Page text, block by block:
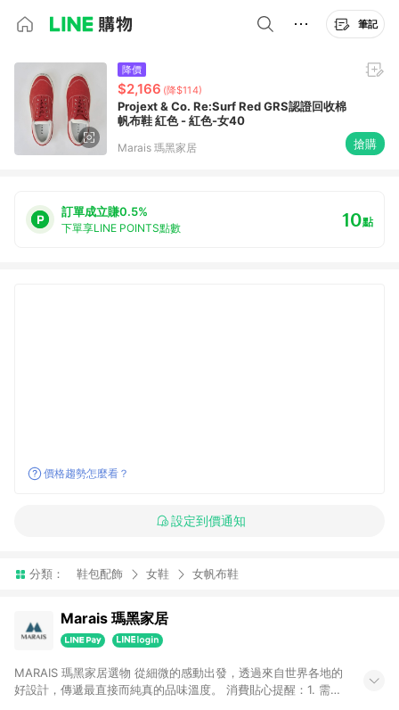
筆記
降價
$2,166 (降$114)
Projext & Co. Re:Surf Red GRS認證回收棉
帆布鞋 紅色 - 紅色-女40
Marais 瑪黑家居 搶購
訂單成立賺0.5%
下單享LINE POINTS點數 10點
價格趨勢怎麼看？
設定到價通知
分類： 鞋包配飾 女鞋 女帆布鞋
Marais 瑪黑家居
MARAIS 瑪黑家居選物 從細微的感動出發，透過來自世界各地的
好設計，傳遞最直接而純真的品味溫度。 消費貼心提醒：1. 需透